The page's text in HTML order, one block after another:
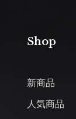
Shop
新商品
人気商品